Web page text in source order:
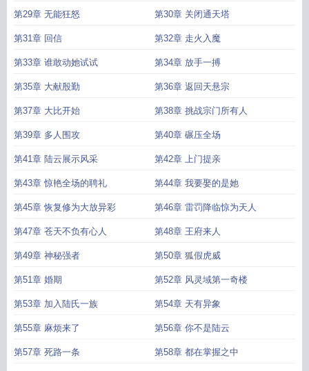
第29章 无能狂怒 第30章 关闭通天塔
第31章 回信 第32章 走火入魔
第33章 谁敢动她试试 第34章 放手一搏
第35章 大献殷勤 第36章 返回天悬宗
第37章 大比开始 第38章 挑战宗门所有人
第39章 多人围攻 第40章 碾压全场
第41章 陆云展示风采 第42章 上门提亲
第43章 惊艳全场的聘礼 第44章 我要娶的是她
第45章 恢复修为大放异彩 第46章 雷罚降临惊为天人
第47章 苍天不负有心人 第48章 王府来人
第49章 神秘强者 第50章 狐假虎威
第51章 婚期 第52章 风灵域第一奇楼
第53章 加入陆氏一族 第54章 天有异象
第55章 麻烦来了 第56章 你不是陆云
第57章 死路一条 第58章 都在掌握之中